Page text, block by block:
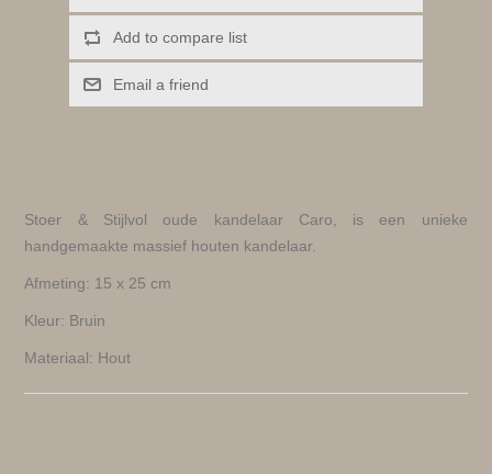
Add to compare list
Email a friend
Stoer & Stijlvol oude kandelaar Caro, is een unieke
handgemaakte massief houten kandelaar.
Afmeting: 15 x 25 cm
Kleur: Bruin
Materiaal: Hout